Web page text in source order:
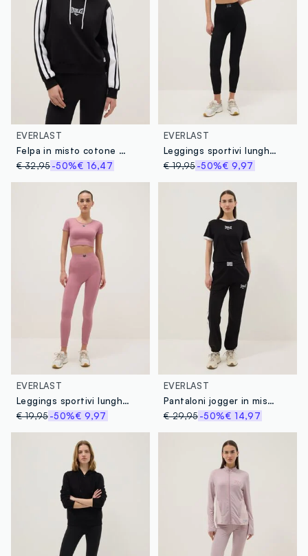
EVERLAST
Felpa in misto cotone multicolor regular fit con logo Everlast
€ 32,95-50%€ 16,47
EVERLAST
Leggings sportivi lunghi neri slim fit
€ 19,95 -50%€ 9,97
EVERLAST
Leggings sportivi lunghi rosa slim fit
€ 19,95-50%€ 9,97
EVERLAST
Pantaloni jogger in misto cotone a righe multicolor regular fit con logo
€ 29,95 -50%€ 14,97